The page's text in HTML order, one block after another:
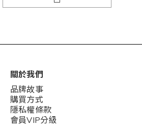
關於我們
品牌故事
購買方式
隱私權條款
會員VIP分級